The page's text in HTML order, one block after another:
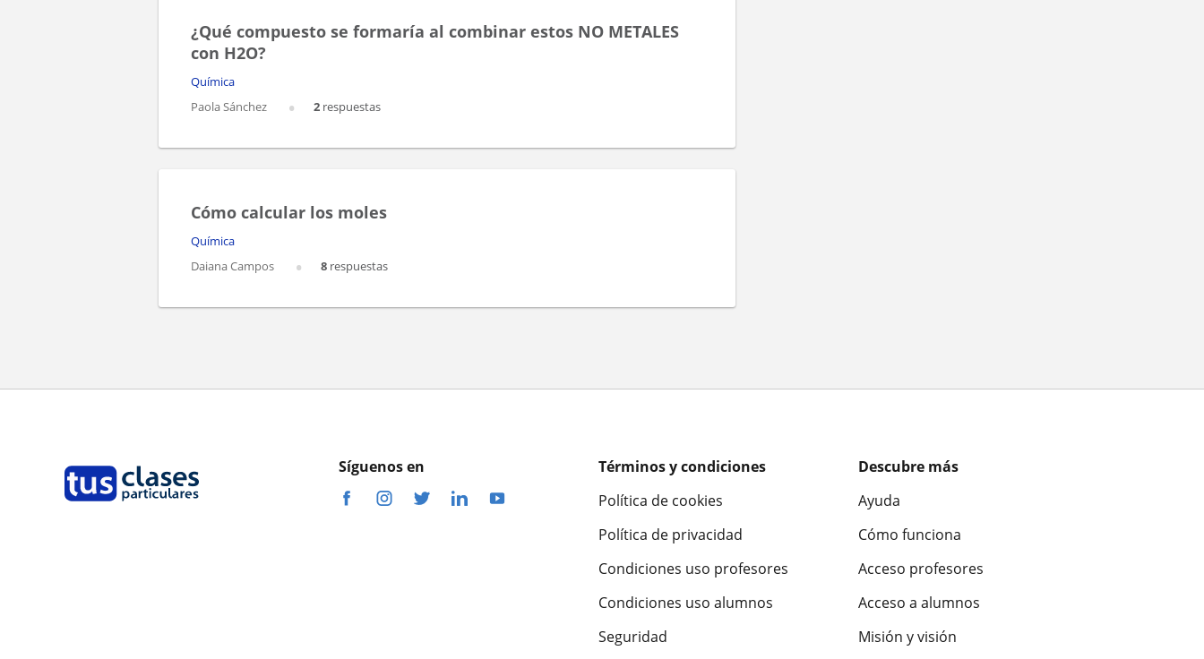
¿Qué compuesto se formaría al combinar estos NO METALES
con H2O?
Química
Paola Sánchez
2 respuestas
Cómo calcular los moles
Química
Daiana Campos
8 respuestas
Síguenos en
Términos y condiciones
Política de cookies
Política de privacidad
Condiciones uso profesores
Condiciones uso alumnos
Seguridad
Descubre más
Ayuda
Cómo funciona
Acceso profesores
Acceso a alumnos
Misión y visión